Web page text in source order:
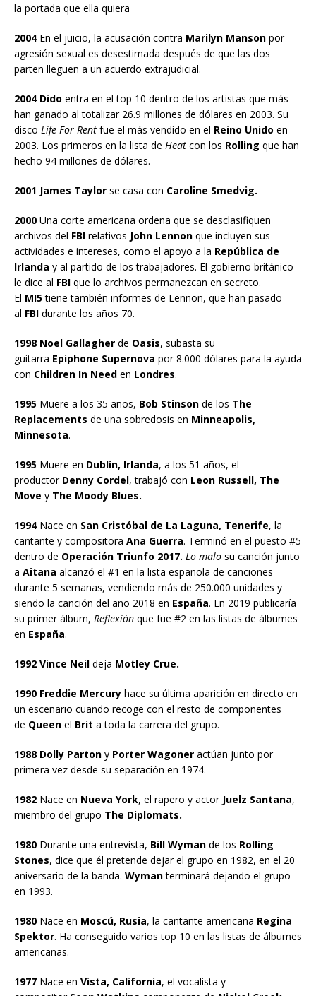
la portada que ella quiera
2004En el juicio, la acusación contra Marilyn Manson por
agresión sexual es desestimada después de que las dos
parten lleguen a un acuerdo extrajudicial.
2004 Dido entra en el top 10 dentro de los artistas que más
han ganado al totalizar 26.9 millones de dólares en 2003. Su
disco Life For Rent fue el más vendido en el Reino Unido en
2003. Los primeros en la lista de Heat con los Rolling que han
hecho 94 millones de dólares.
2001 James Taylor se casa con Caroline Smedvig.
2000 Una corte americana ordena que se desclasifiquen
archivos del FBI relativos John Lennon que incluyen sus
actividades e intereses, como el apoyo a la República de
Irlanda y al partido de los trabajadores. El gobierno británico
le dice al FBI que lo archivos permanezcan en secreto.
El MI5tiene también informes de Lennon, que han pasado
al FBI durante los años 70.
1998 Noel Gallagher de Oasis, subasta su
guitarra Epiphone Supernova por 8.000 dólares para la ayuda
con Children In Need en Londres.
1995 Muere a los 35 años, Bob Stinson de los The
Replacements de una sobredosis en Minneapolis,
Minnesota.
1995 Muere en Dublín, Irlanda, a los 51 años, el
productor Denny Cordel, trabajó con Leon Russell, The
Move y The Moody Blues.
1994Nace en San Cristóbal de La Laguna, Tenerife, la
cantante y compositora Ana Guerra. Terminó en el puesto #5
dentro de Operación Triunfo 2017. Lo malo su canción junto
a Aitana alcanzó el #1 en la lista española de canciones
durante 5 semanas, vendiendo más de 250.000 unidades y
siendo la canción del año 2018 en España. En 2019 publicaría
su primer álbum, Reflexión que fue #2 en las listas de álbumes
en España.
1992 Vince Neil deja Motley Crue.
1990 Freddie Mercury hace su última aparición en directo en
un escenario cuando recoge con el resto de componentes
de Queen el Brit a toda la carrera del grupo.
1988 Dolly Parton y Porter Wagoner actúan junto por
primera vez desde su separación en 1974.
1982 Nace en Nueva York, el rapero y actorJuelz Santana,
miembro del grupo The Diplomats.
1980 Durante una entrevista, Bill Wyman de los Rolling
Stones, dice que él pretende dejar el grupo en 1982, en el 20
aniversario de la banda. Wymanterminará dejando el grupo
en 1993.
1980 Nace en Moscú, Rusia, la cantante americana Regina
Spektor. Ha conseguido varios top 10 en las listas de álbumes
americanas.
1977 Nace en Vista, California, el vocalista y